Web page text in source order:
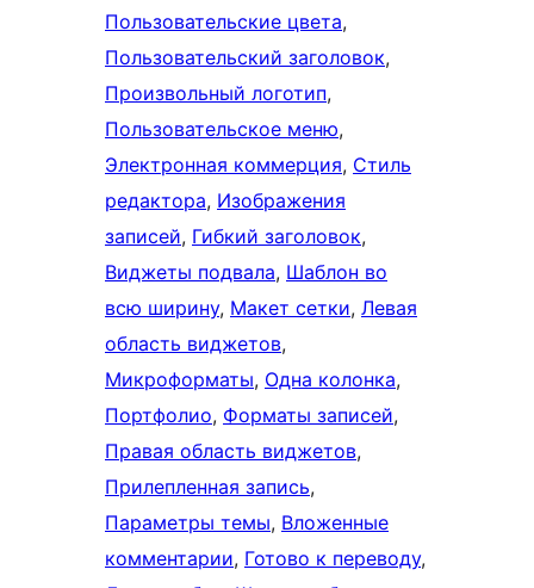
Пользовательские цвета
Пользовательский заголовок
Произвольный логотип
Пользовательское меню
Электронная коммерция, Стиль
редактора, Изображения
записей, Гибкий заголовок
Виджеты подвала, Шаблон во
всю ширину, Макет сетки, Левая
область виджетов
Микроформаты, Одна колонка
Портфолио, Форматы записей
Правая область виджетов
Прилепленная запись
Параметры темы, Вложенные
комментарии, Готово к переводу